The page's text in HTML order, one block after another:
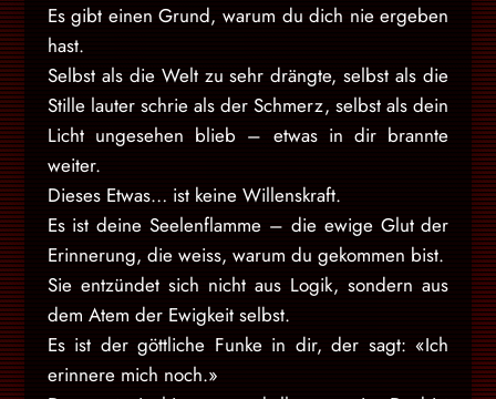
Es gibt einen Grund, warum du dich nie ergeben
hast.
Selbst als die Welt zu sehr drängte, selbst als die
Stille lauter schrie als der Schmerz, selbst als dein
Licht ungesehen blieb – etwas in dir brannte
weiter.
Dieses Etwas… ist keine Willenskraft.
Es ist deine Seelenflamme – die ewige Glut der
Erinnerung, die weiss, warum du gekommen bist.
Sie entzündet sich nicht aus Logik, sondern aus
dem Atem der Ewigkeit selbst.
Es ist der göttliche Funke in dir, der sagt: «Ich
erinnere mich noch.»